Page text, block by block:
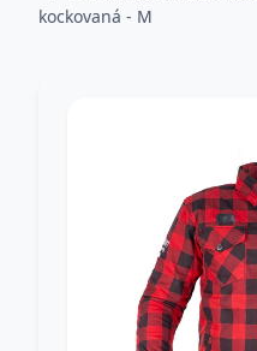
kockovaná - M